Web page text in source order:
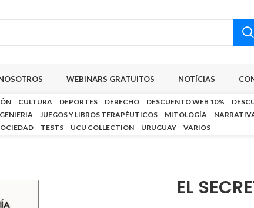
WEBINARS GRATUITOS NOTÍCIAS
CULTURA DEPORTES DERECHO DESCUENTO WEB 10%
JUEGOS Y LIBROS TERAPÉUTICOS MITOLOGÍA
TESTS UCU COLLECTION URUGUAY VARIOS
EL